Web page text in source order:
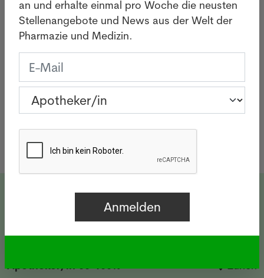
Diese Angebote könnten Sie
interessieren
an und erhalte einmal pro Woche die neusten
Stellenangebote und News aus der Welt der
Pharmazie und Medizin.